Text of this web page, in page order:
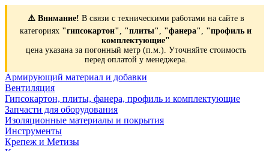
⚠️ Внимание! В связи с техническими работами на сайте в
категориях "гипсокартон", "плиты", "фанера", "профиль и
комплектующие"
цена указана за погонный метр (п.м.). Уточняйте стоимость
перед оплатой у менеджера.
Армирующий материал и добавки
Вентиляция
Гипсокартон, плиты, фанера, профиль и комплектующие
Запчасти для оборудования
Изоляционные материалы и покрытия
Инструменты
Крепеж и Метизы